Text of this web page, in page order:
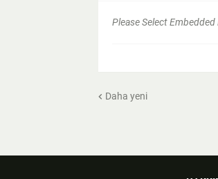
Please Select
Daha yeni